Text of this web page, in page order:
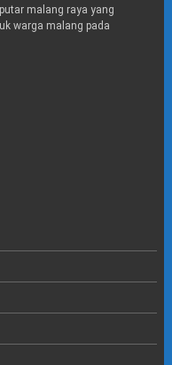
malang raya yang
warga malang pada